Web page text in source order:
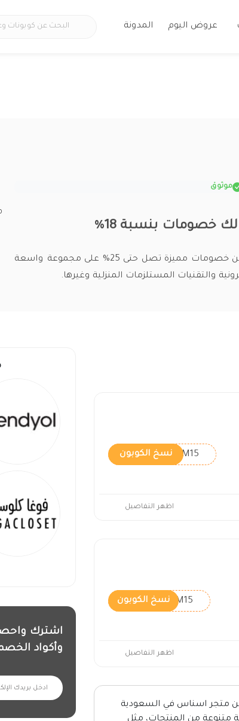
عروض اليوم المدونة
موثوق
استخدم كود خصم اسناس الآن واستفد من خصومات مميزة تصل حتى 25% على مجموعة واسعة
والتقنيات المستلزمات المنزلية وغيرها.
KHSM15نسخ الكوبون
اظهر التفاصيل
KHSM15نسخ الكوبون
اظهر التفاصيل
متجر اسناس في السعودية
اشترك
وأكواد